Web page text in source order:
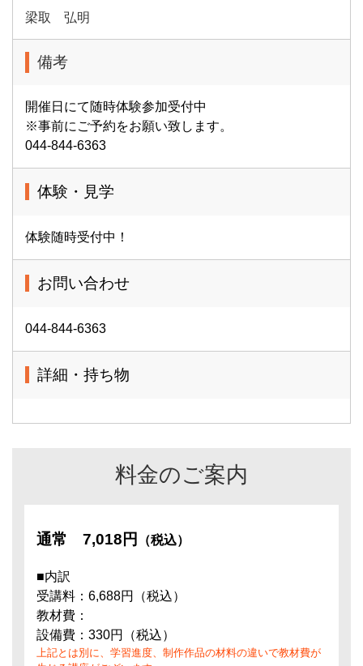
梁取 弘明
備考
開催日にて随時体験参加受付中
※事前にご予約をお願い致します。
044-844-6363
体験・見学
体験随時受付中！
お問い合わせ
044-844-6363
詳細・持ち物
料金のご案内
通常 7,018円 （税込）
■内訳
受講料：6,688円（税込）
教材費：
設備費：330円（税込）
上記とは別に、学習進度、制作作品の材料の違いで教材費が